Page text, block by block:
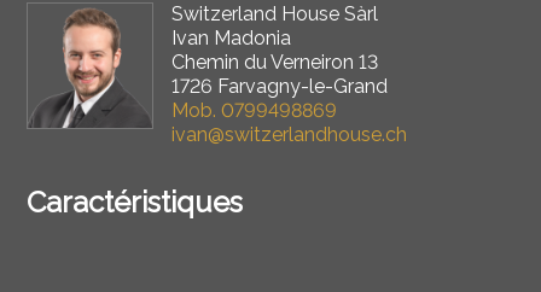
Switzerland House Sàrl
Ivan Madonia
Chemin du Verneiron 13
1726 Farvagny-le-Grand
Mob. 0799498869
ivan@switzerlandhouse.ch
Caractéristiques